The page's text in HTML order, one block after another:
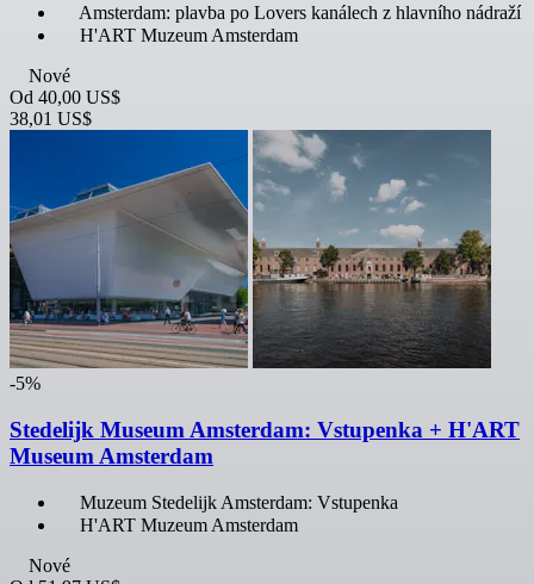
Amsterdam: plavba po Lovers kanálech z hlavního nádraží
H'ART Muzeum Amsterdam
Nové
Od 40,00 US$
38,01 US$
-5%
Stedelijk Museum Amsterdam: Vstupenka + H'ART
Museum Amsterdam
Muzeum Stedelijk Amsterdam: Vstupenka
H'ART Muzeum Amsterdam
Nové